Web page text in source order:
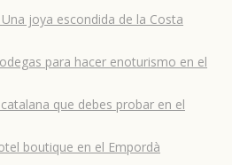
joya escondida de la Costa
para hacer enoturismo en el
que debes probar en el
boutique en el Empordà